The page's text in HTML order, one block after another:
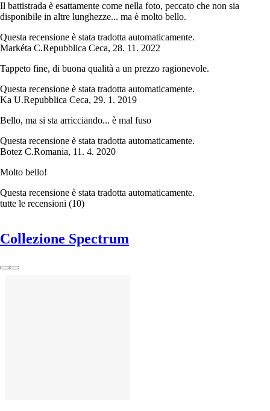
Il battistrada è esattamente come nella foto, peccato che non sia
disponibile in altre lunghezze... ma è molto bello.
Questa recensione è stata tradotta automaticamente.
Markéta C.Repubblica Ceca, 28. 11. 2022
Tappeto fine, di buona qualità a un prezzo ragionevole.
Questa recensione è stata tradotta automaticamente.
Ka U.Repubblica Ceca, 29. 1. 2019
Bello, ma si sta arricciando... è mal fuso
Questa recensione è stata tradotta automaticamente.
Botez C.Romania, 11. 4. 2020
Molto bello!
Questa recensione è stata tradotta automaticamente.
tutte le recensioni (10)
Collezione Spectrum